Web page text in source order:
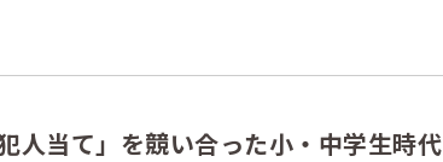
人当て」を競い合った小・中学生時代